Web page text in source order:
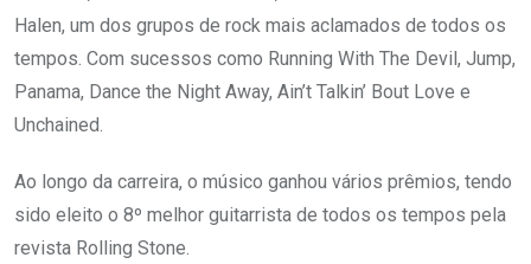
Halen, um dos grupos de rock mais aclamados de todos os
tempos. Com sucessos como Running With The Devil, Jump,
Panama, Dance the Night Away, Ain’t Talkin’ Bout Love e
Unchained.
Ao longo da carreira, o músico ganhou vários prêmios, tendo
sido eleito o 8º melhor guitarrista de todos os tempos pela
revista Rolling Stone.